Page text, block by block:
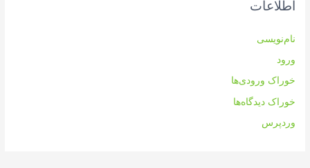
اطلاعات
نام‌نویسی
ورود
خوراک ورودی‌ها
خوراک دیدگاه‌ها
وردپرس